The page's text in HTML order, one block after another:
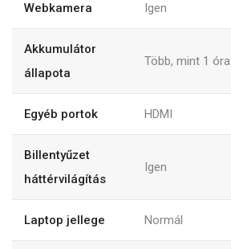
Webkamera Igen
Akkumulátor
állapota
Több, mint 1 óra
Egyéb portok HDMI
Billentyűzet
háttérvilágítás
Igen
Laptop jellege Normál